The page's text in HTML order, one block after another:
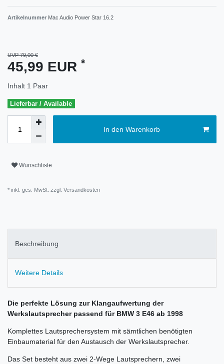
Artikelnummer Mac Audio Power Star 16.2
UVP 79,00 €
45,99 EUR *
Inhalt 1 Paar
Lieferbar / Available
In den Warenkorb
Wunschliste
* inkl. ges. MwSt. zzgl. Versandkosten
Beschreibung
Weitere Details
Die perfekte Lösung zur Klangaufwertung der
Werkslautsprecher passend für BMW 3 E46 ab 1998
Komplettes Lautsprechersystem mit sämtlichen benötigten
Einbaumaterial für den Austausch der Werkslautsprecher.
Das Set besteht aus zwei 2-Wege Lautsprechern, zwei